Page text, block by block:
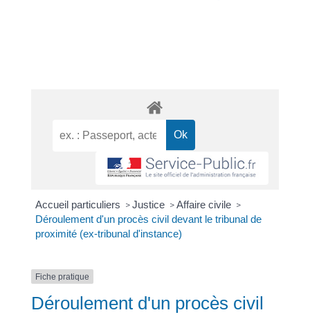
Accueil particuliers > Justice > Affaire civile >
Déroulement d'un procès civil devant le tribunal de
proximité (ex-tribunal d'instance)
Fiche pratique
Déroulement d'un procès civil